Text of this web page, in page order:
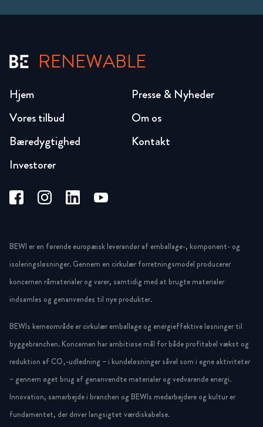
RENEWABLE
Hjem
Vores tilbud
Bæredygtighed
Investorer
Presse & Nyheder
Om os
Kontakt
BEWI er en førende europæisk leverandør af emballage-, komponent- og
isoleringsløsninger. Gennem en cirkulær forretningsmodel producerer
koncernen råmaterialer og varer, samtidig med at brugte materialer
indsamles og genanvendes til nye produkter.
BEWIs kerneområde er cirkulær emballage og energieffektive løsninger til
byggebranchen. Koncernen har ambitiøse mål for både profitabel vækst og
reduktion af CO₂-udledning – i kundeløsninger såvel som i egne aktiviteter
– gennem øget brug af genanvendte materialer og vedvarende energi.
Innovation, samarbejde i branchen og BEWIs medarbejdere og kultur er
fundamentet, der driver langsigtet værdiskabelse.